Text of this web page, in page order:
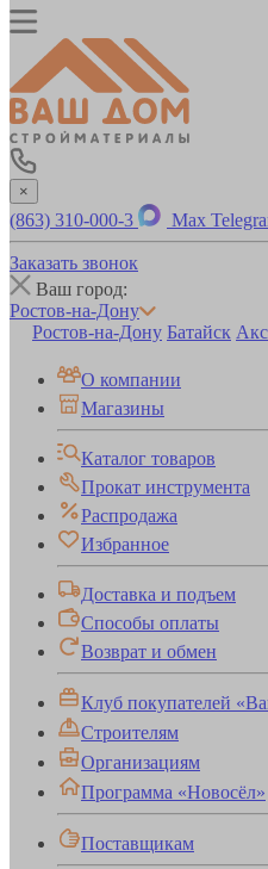
×
(863) 310-000-3 Max
Заказать звонок
Ваш город:
Ростов-на-Дону
Ростов-на-Дону Батайск
О компании
Магазины
Каталог товаров
Прокат инструмента
Распродажа
Избранное
Доставка и подъем
Способы оплаты
Возврат и обмен
Клуб покупателей
Строителям
Организациям
Программа «Новосёл»
Поставщикам